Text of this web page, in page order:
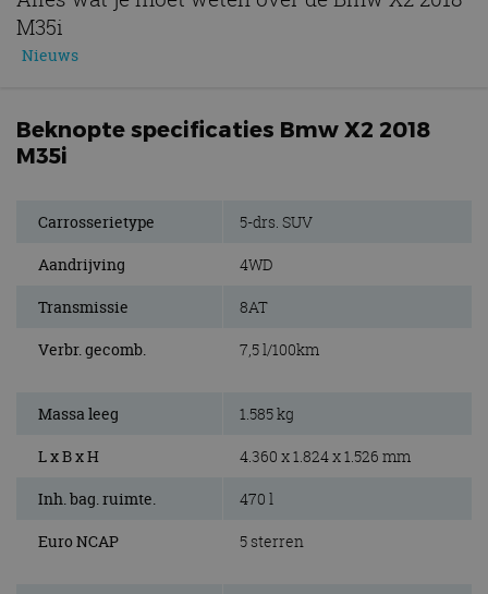
Nieuws
M35i
Beknopte specificaties Bmw X2 2018
M35i
Carrosserietype 5-drs. SUV
Aandrijving 4WD
Transmissie 8AT
Verbr. gecomb. 7,5 l/100km
Massa leeg 1.585 kg
L x B x H 4.360 x 1.824 x 1.526 mm
Inh. bag. ruimte. 470 l
Euro NCAP 5 sterren